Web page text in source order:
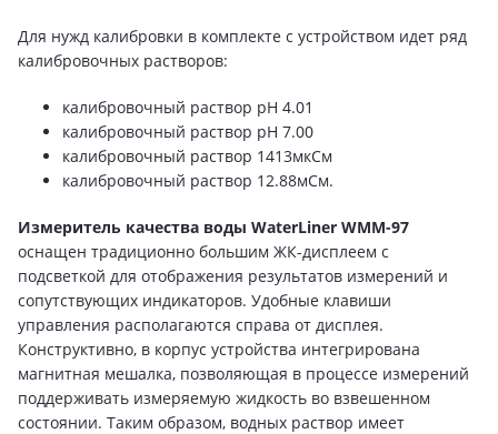
Для нужд калибровки в комплекте с устройством идет ряд
калибровочных растворов:
калибровочный раствор pH 4.01
калибровочный раствор pH 7.00
калибровочный раствор 1413мкСм
калибровочный раствор 12.88мСм.
Измеритель качества воды WaterLiner WMM-97
оснащен традиционно большим ЖК-дисплеем с
подсветкой для отображения результатов измерений и
сопутствующих индикаторов. Удобные клавиши
управления располагаются справа от дисплея.
Конструктивно, в корпус устройства интегрирована
магнитная мешалка, позволяющая в процессе измерений
поддерживать измеряемую жидкость во взвешенном
состоянии. Таким образом, водных раствор имеет